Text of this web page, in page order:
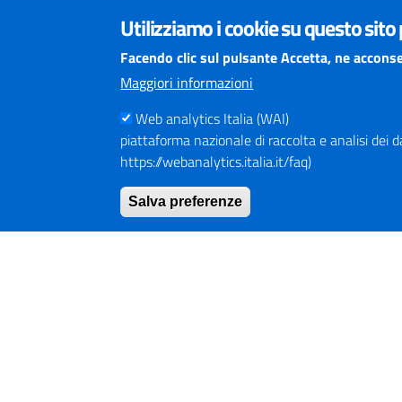
Numero Verde 800.01.3474
Mail URPurprov@provincia.perugia.it
Posta elettronica certificata (PEC)
provincia.perugia@postacert.umbria.it
Altri indirizzi PEC della Provincia di Perugia
Centrale Operativa Polizia provinciale 075.32111
Emergenza Stradale 335.6425246
Numeri Emergenza dei Comprensori
Infoviabilità
Utilizziamo i cookie su questo
Facendo clic sul pulsante Accetta, ne
Maggiori informazioni
Web analytics Italia (WAI)
piattaforma nazionale di raccolta e analisi dei
https://webanalytics.italia.it/faq)
Salva preferenze